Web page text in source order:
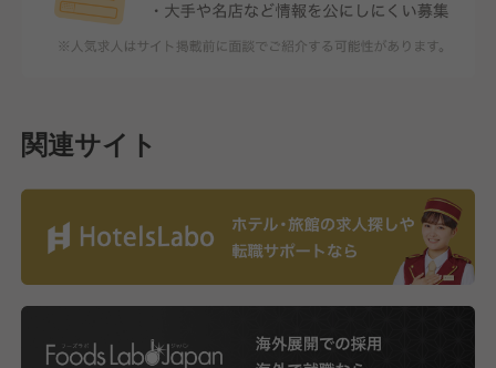
関連サイト